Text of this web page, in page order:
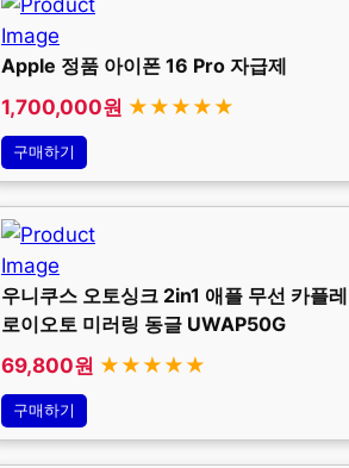
Apple 정품 아이폰 16 Pro 자급제
1,700,000원 ★★★★★
구매하기
우니쿠스 오토싱크 2in1 애플 무선 카플
로이오토 미러링 동글 UWAP50G
69,800원 ★★★★★
구매하기